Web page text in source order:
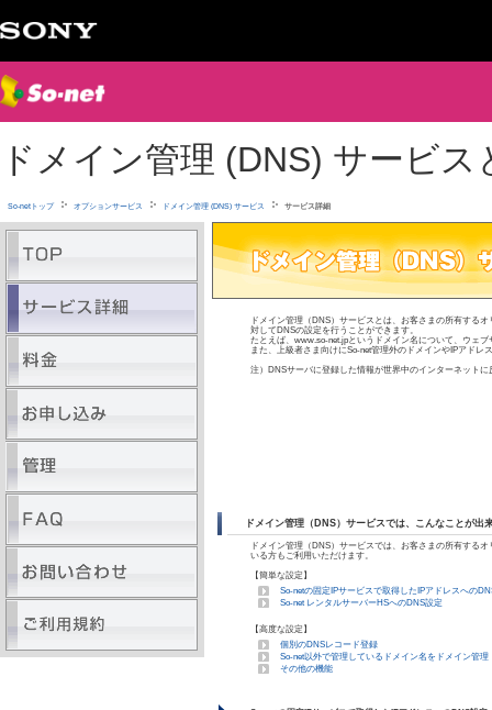
ドメイン管理 (DNS) サービス
So-netトップ オプションサービス ドメイン管理 (DNS) サービス サービス詳細
ドメイン管理（DNS）サービスとは、お客さまの所有する
対してDNSの設定を行うことができます。
たとえば、www.so-net.jpというドメイン名について、ウェ
また、上級者さま向けにSo-net管理外のドメインやIPアドレ
注）DNSサーバに登録した情報が世界中のインターネット
ドメイン管理（DNS）サービスでは、こんなことが出
ドメイン管理（DNS）サービスでは、お客さまの所有する
いる方もご利用いただけます。
【簡単な設定】
So-netの固定IPサービスで取得したIPアドレスへの
So-net レンタルサーバーHSへのDNS設定
【高度な設定】
個別のDNSレコード登録
So-net以外で管理しているドメイン名をドメイン管
その他の機能